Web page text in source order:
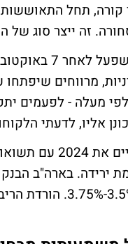
תחל התאוששות.
זה ייצר סוג
"גם בנק ישראל
מרווחים
מעלה - לפעמים
אליו, לדעתי
"בהסתכלות
ירידה. בארה"ב
של השוק הוא